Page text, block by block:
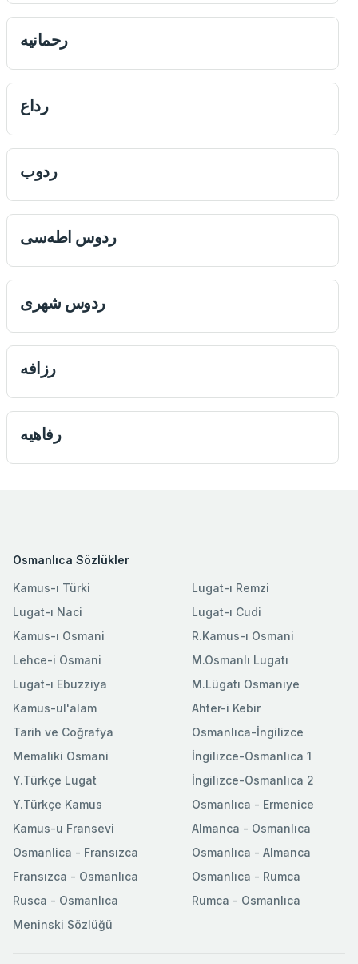
رحمانيه
رداع
ردوب
ردوس اطه‌سی
ردوس شهری
رزافه
رفاهيه
Osmanlıca Sözlükler
Kamus-ı Türki
Lugat-ı Naci
Kamus-ı Osmani
Lehce-i Osmani
Lugat-ı Ebuzziya
Lugat-ı Remzi
Lugat-ı Cudi
R.Kamus-ı Osmani
M.Osmanlı Lugatı
M.Lügatı Osmaniye
Kamus-ul'alam
Tarih ve Coğrafya
Memaliki Osmani
Y.Türkçe Lugat
Y.Türkçe Kamus
Ahter-i Kebir
Osmanlıca-İngilizce
İngilizce-Osmanlıca 1
İngilizce-Osmanlıca 2
Osmanlıca - Ermenice
Kamus-u Fransevi
Osmanlica - Fransızca
Fransızca - Osmanlıca
Rusca - Osmanlıca
Meninski Sözlüğü
Almanca - Osmanlıca
Osmanlıca - Almanca
Osmanlıca - Rumca
Rumca - Osmanlıca